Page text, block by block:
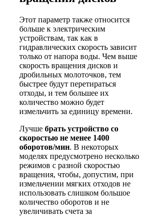
Этот параметр также относится
больше к электрическим
устройствам, так как в
гидравлических скорость зависит
только от напора воды. Чем выше
скорость вращения дисков и
дробильных молоточков, тем
быстрее будут перетираться
отходы, и тем большее их
количество можно будет
измельчить за единицу времени.
Лучше брать устройство со
скоростью не менее 1400
оборотов/мин. В некоторых
моделях предусмотрено несколько
режимов с разной скоростью
вращения, чтобы, допустим, при
измельчении мягких отходов не
использовать слишком большое
количество оборотов и не
увеличивать счета за